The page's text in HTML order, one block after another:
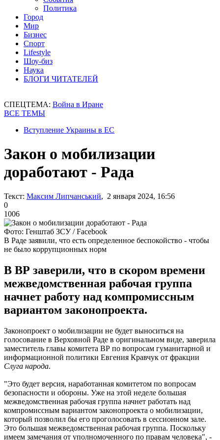
Политика
Город
Мир
Бизнес
Спорт
Lifestyle
Шоу-биз
Наука
БЛОГИ ЧИТАТЕЛЕЙ
СПЕЦТЕМА: Война в Иране
ВСЕ ТЕМЫ
Вступление Украины в ЕС
Закон о мобилизации
доработают - Рада
Текст: Максим Липчанський, 2 января 2024, 16:56
0
1006
Фото: Генштаб ЗСУ / Facebook
В Раде заявили, что есть определенное беспокойство - чтобы
не было коррупционных норм
В ВР заверили, что в скором времени
межведомственная рабочая группа
начнет работу над компромиссным
вариантом законопроекта.
Законопроект о мобилизации не будет выноситься на
голосование в Верховной Раде в оригинальном виде, заверила
заместитель главы комитета ВР по вопросам гуманитарной и
информационной политики Евгения Кравчук от фракции
Слуга народа.
"Это будет версия, наработанная комитетом по вопросам
безопасности и обороны. Уже на этой неделе большая
межведомственная рабочая группа начнет работать над
компромиссным вариантом законопроекта о мобилизации,
который позволил бы его проголосовать в сессионном зале.
Это большая межведомственная рабочая группа. Поскольку
имеем замечания от уполномоченного по правам человека", -